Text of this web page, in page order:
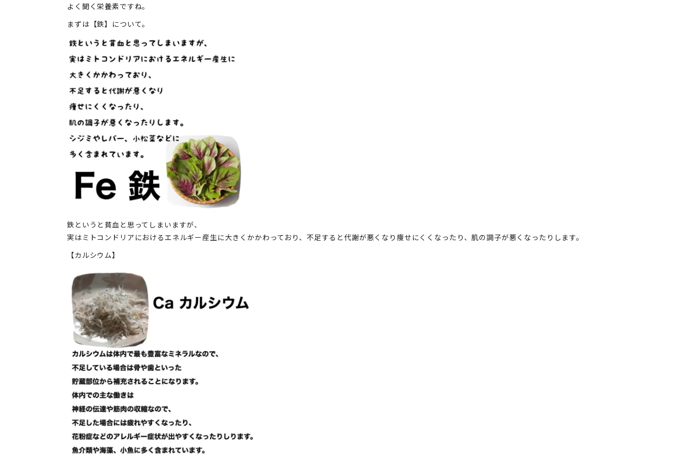
よく聞く栄養素ですね。
まずは 【鉄】 について。
鉄というと貧血と思ってしまいますが、
実はミトコンドリアにおけるエネルギー産生に大きくかかわっており、不足すると代謝が悪くなり痩せにくくなったり、肌の調子が悪くなったりします。
【カルシウム】